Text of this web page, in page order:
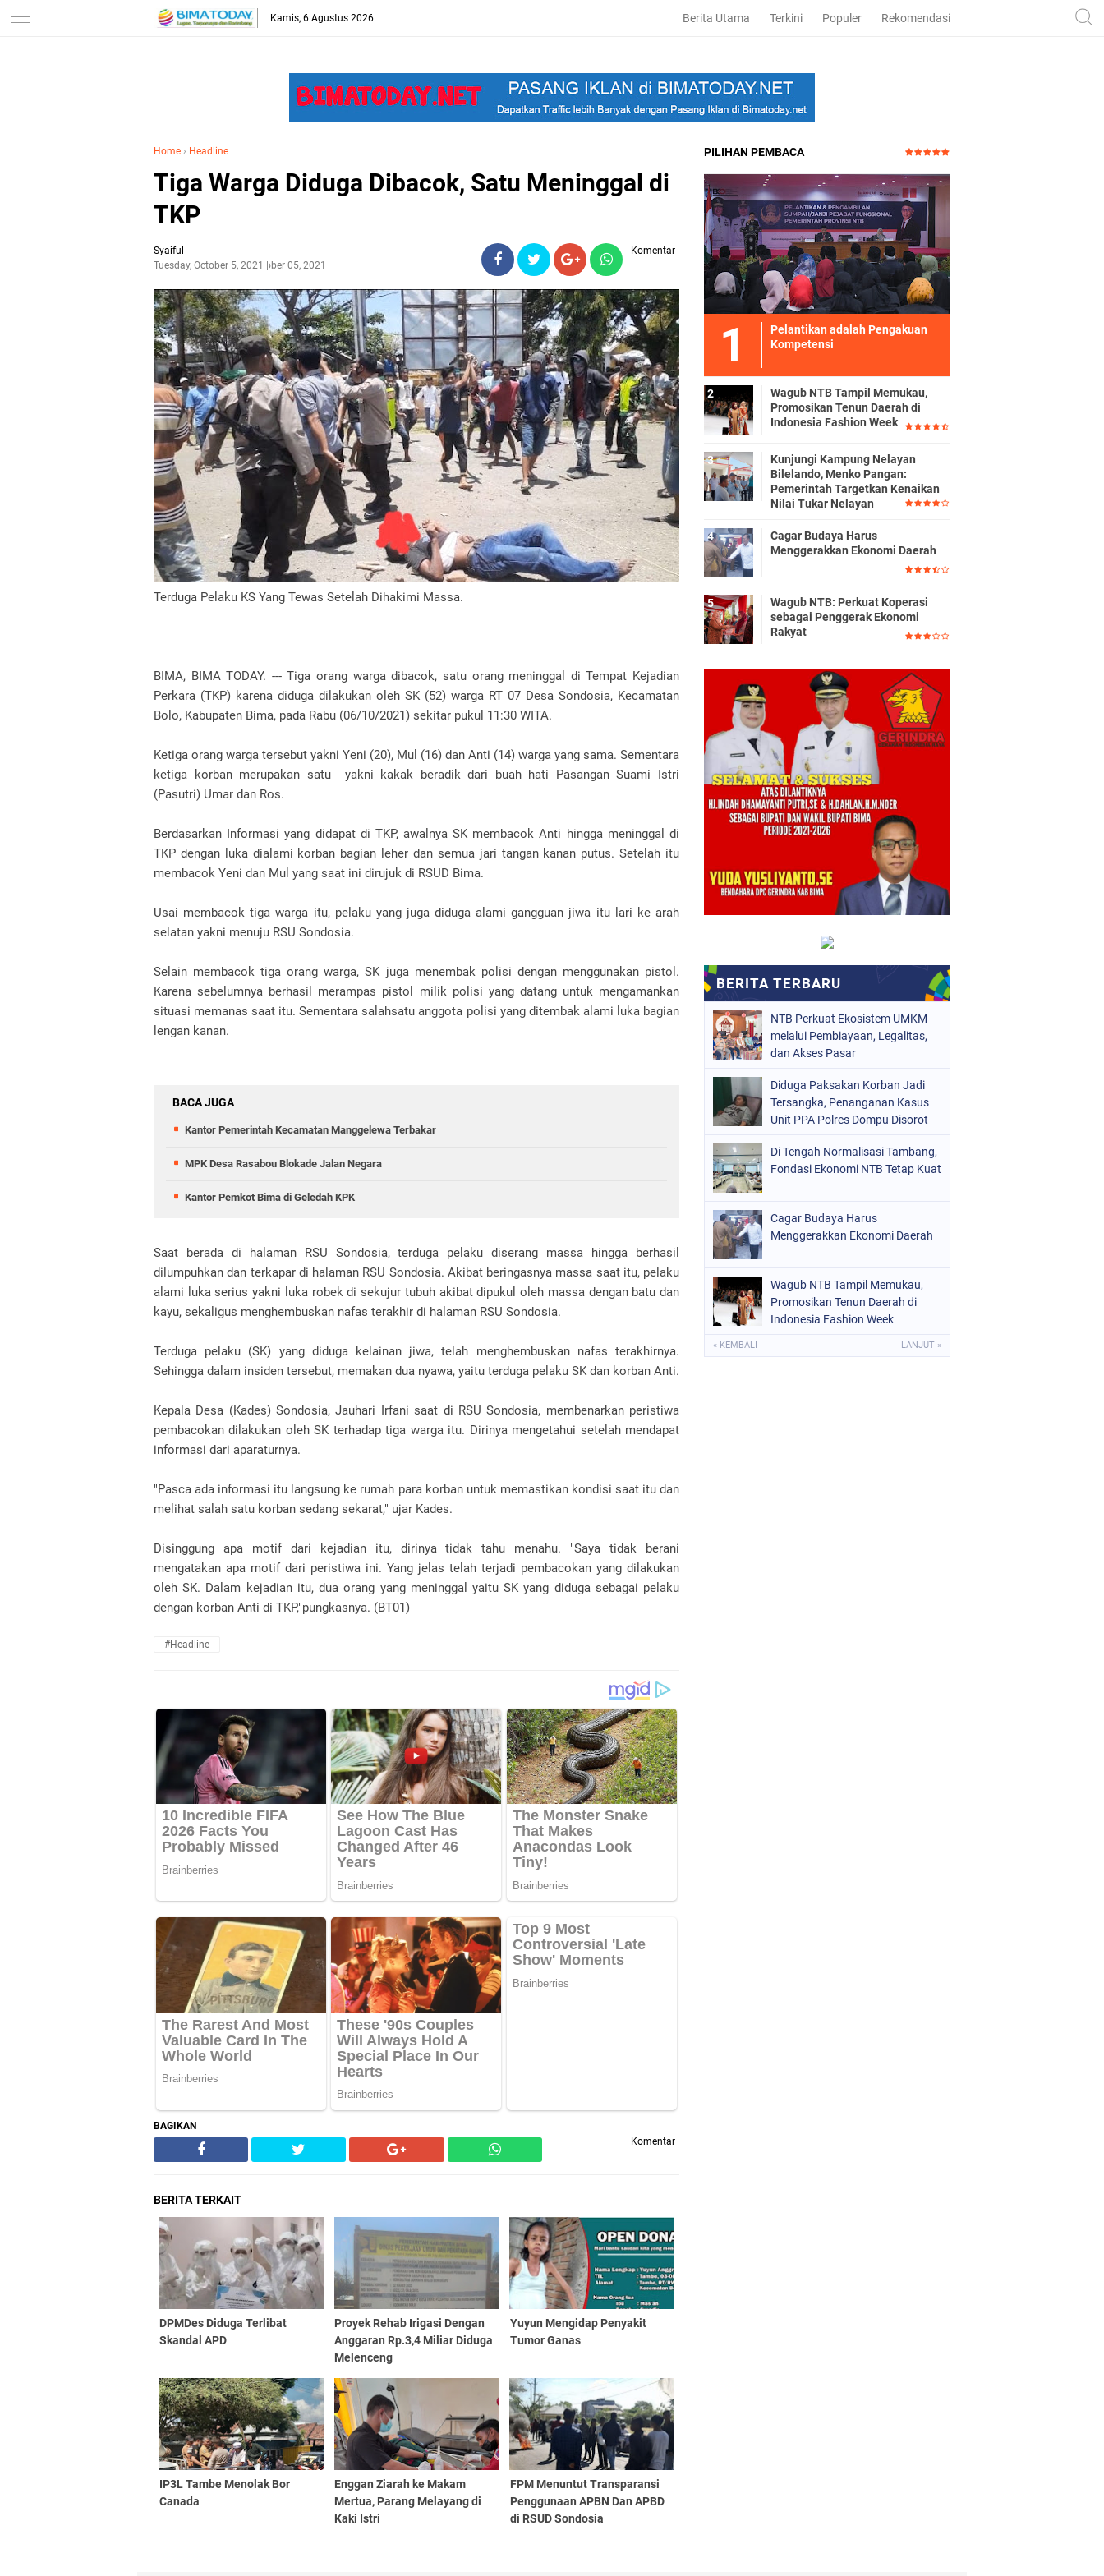
-->
Kamis, 6 Agustus 2026 Berita Utama Terkini Populer Rekomendasi
Home › Headline
Tiga Warga Diduga Dibacok, Satu Meninggal di
TKP
Syaiful
Tuesday, October 5, 2021October 05, 2021
Komentar
Terduga Pelaku KS Yang Tewas Setelah Dihakimi Massa.
BIMA, BIMA TODAY. --- Tiga orang warga dibacok, satu orang meninggal di Tempat Kejadian
Perkara (TKP) karena diduga dilakukan oleh SK (52) warga RT 07 Desa Sondosia, Kecamatan
Bolo, Kabupaten Bima, pada Rabu (06/10/2021) sekitar pukul 11:30 WITA.
Ketiga orang warga tersebut yakni Yeni (20), Mul (16) dan Anti (14) warga yang sama. Sementara
ketiga korban merupakan satu yakni kakak beradik dari buah hati Pasangan Suami Istri
(Pasutri) Umar dan Ros.
Berdasarkan Informasi yang didapat di TKP, awalnya SK membacok Anti hingga meninggal di
TKP dengan luka dialami korban bagian leher dan semua jari tangan kanan putus. Setelah itu
membacok Yeni dan Mul yang saat ini dirujuk di RSUD Bima.
Usai membacok tiga warga itu, pelaku yang juga diduga alami gangguan jiwa itu lari ke arah
selatan yakni menuju RSU Sondosia.
Selain membacok tiga orang warga, SK juga menembak polisi dengan menggunakan pistol.
Karena sebelumnya berhasil merampas pistol milik polisi yang datang untuk mengamankan
situasi memanas saat itu. Sementara salahsatu anggota polisi yang ditembak alami luka bagian
lengan kanan.
BACA JUGA
Kantor Pemerintah Kecamatan Manggelewa Terbakar
MPK Desa Rasabou Blokade Jalan Negara
Kantor Pemkot Bima di Geledah KPK
Saat berada di halaman RSU Sondosia, terduga pelaku diserang massa hingga berhasil
dilumpuhkan dan terkapar di halaman RSU Sondosia. Akibat beringasnya massa saat itu, pelaku
alami luka serius yakni luka robek di sekujur tubuh akibat dipukul oleh massa dengan batu dan
kayu, sekaligus menghembuskan nafas terakhir di halaman RSU Sondosia.
Terduga pelaku (SK) yang diduga kelainan jiwa, telah menghembuskan nafas terakhirnya.
Sehingga dalam insiden tersebut, memakan dua nyawa, yaitu terduga pelaku SK dan korban Anti.
Kepala Desa (Kades) Sondosia, Jauhari Irfani saat di RSU Sondosia, membenarkan peristiwa
pembacokan dilakukan oleh SK terhadap tiga warga itu. Dirinya mengetahui setelah mendapat
informasi dari aparaturnya.
"Pasca ada informasi itu langsung ke rumah para korban untuk memastikan kondisi saat itu dan
melihat salah satu korban sedang sekarat," ujar Kades.
Disinggung apa motif dari kejadian itu, dirinya tidak tahu menahu. "Saya tidak berani
mengatakan apa motif dari peristiwa ini. Yang jelas telah terjadi pembacokan yang dilakukan
oleh SK. Dalam kejadian itu, dua orang yang meninggal yaitu SK yang diduga sebagai pelaku
dengan korban Anti di TKP,"pungkasnya. (BT01)
#Headline
BAGIKAN
Komentar
BERITA TERKAIT
DPMDes Diduga Terlibat
Skandal APD
Proyek Rehab Irigasi Dengan
Anggaran Rp.3,4 Miliar Diduga
Melenceng
Yuyun Mengidap Penyakit
Tumor Ganas
IP3L Tambe Menolak Bor
Canada
Enggan Ziarah ke Makam
Mertua, Parang Melayang di
Kaki Istri
FPM Menuntut Transparansi
Penggunaan APBN Dan APBD
di RSUD Sondosia
PILIHAN PEMBACA
Pelantikan adalah Pengakuan
Kompetensi
Wagub NTB Tampil Memukau,
Promosikan Tenun Daerah di
Indonesia Fashion Week
Kunjungi Kampung Nelayan
Bilelando, Menko Pangan:
Pemerintah Targetkan Kenaikan
Nilai Tukar Nelayan
Cagar Budaya Harus
Menggerakkan Ekonomi Daerah
Wagub NTB: Perkuat Koperasi
sebagai Penggerak Ekonomi
Rakyat
NTB Perkuat Ekosistem UMKM
melalui Pembiayaan, Legalitas,
dan Akses Pasar
Diduga Paksakan Korban Jadi
Tersangka, Penanganan Kasus
Unit PPA Polres Dompu Disorot
Di Tengah Normalisasi Tambang,
Fondasi Ekonomi NTB Tetap Kuat
Cagar Budaya Harus
Menggerakkan Ekonomi Daerah
Wagub NTB Tampil Memukau,
Promosikan Tenun Daerah di
Indonesia Fashion Week
« KEMBALI LANJUT »